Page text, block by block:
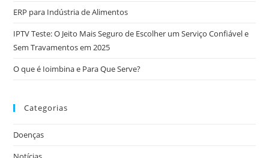
ERP para Indústria de Alimentos
IPTV Teste: O Jeito Mais Seguro de Escolher um Serviço Confiável e
Sem Travamentos em 2025
O que é Ioimbina e Para Que Serve?
Categorias
Doenças